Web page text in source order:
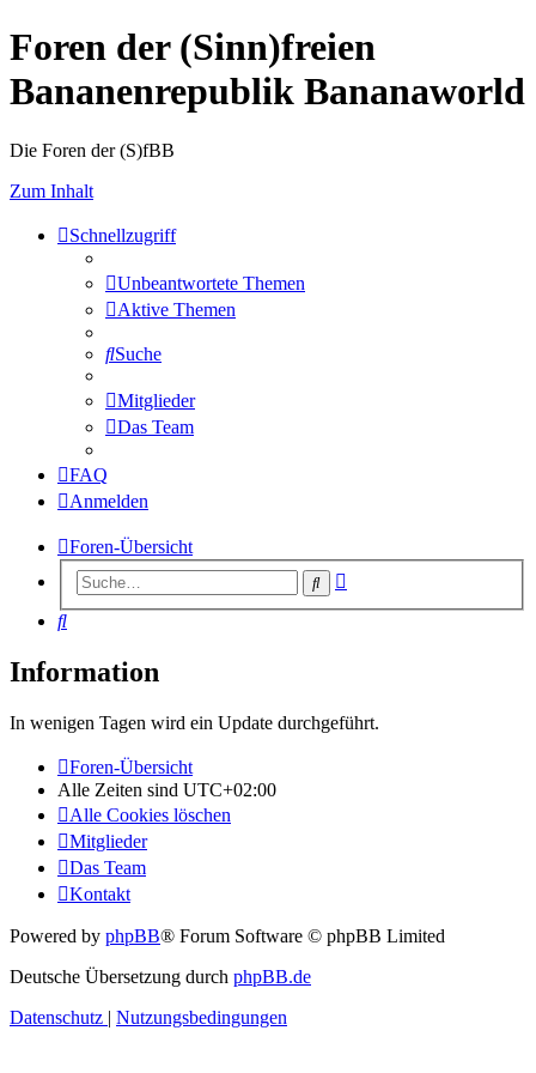
Foren der (Sinn)freien
Bananenrepublik Bananaworld
Die Foren der (S)fBB
Zum Inhalt
Schnellzugriff
Unbeantwortete Themen
Aktive Themen
Suche
Mitglieder
Das Team
FAQ
Anmelden
Foren-Übersicht
Suche
Suche
Information
In wenigen Tagen wird ein Update durchgeführt.
Foren-Übersicht
Alle Zeiten sind UTC+02:00
Alle Cookies löschen
Mitglieder
Das Team
Kontakt
Powered by phpBB® Forum Software © phpBB Limited
Deutsche Übersetzung durch phpBB.de
Datenschutz | Nutzungsbedingungen